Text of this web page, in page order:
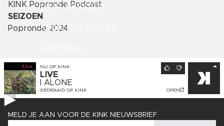
LIVE SESSIES
KINK PRESENTS
KINK Popronde Podcast
SEIZOEN
Popronde 2024
NU OP KINK
LIVE
I ALONE
GEDRAAID OP KINK OPEN
MELD JE AAN VOOR DE KINK NIEUWSBRIEF